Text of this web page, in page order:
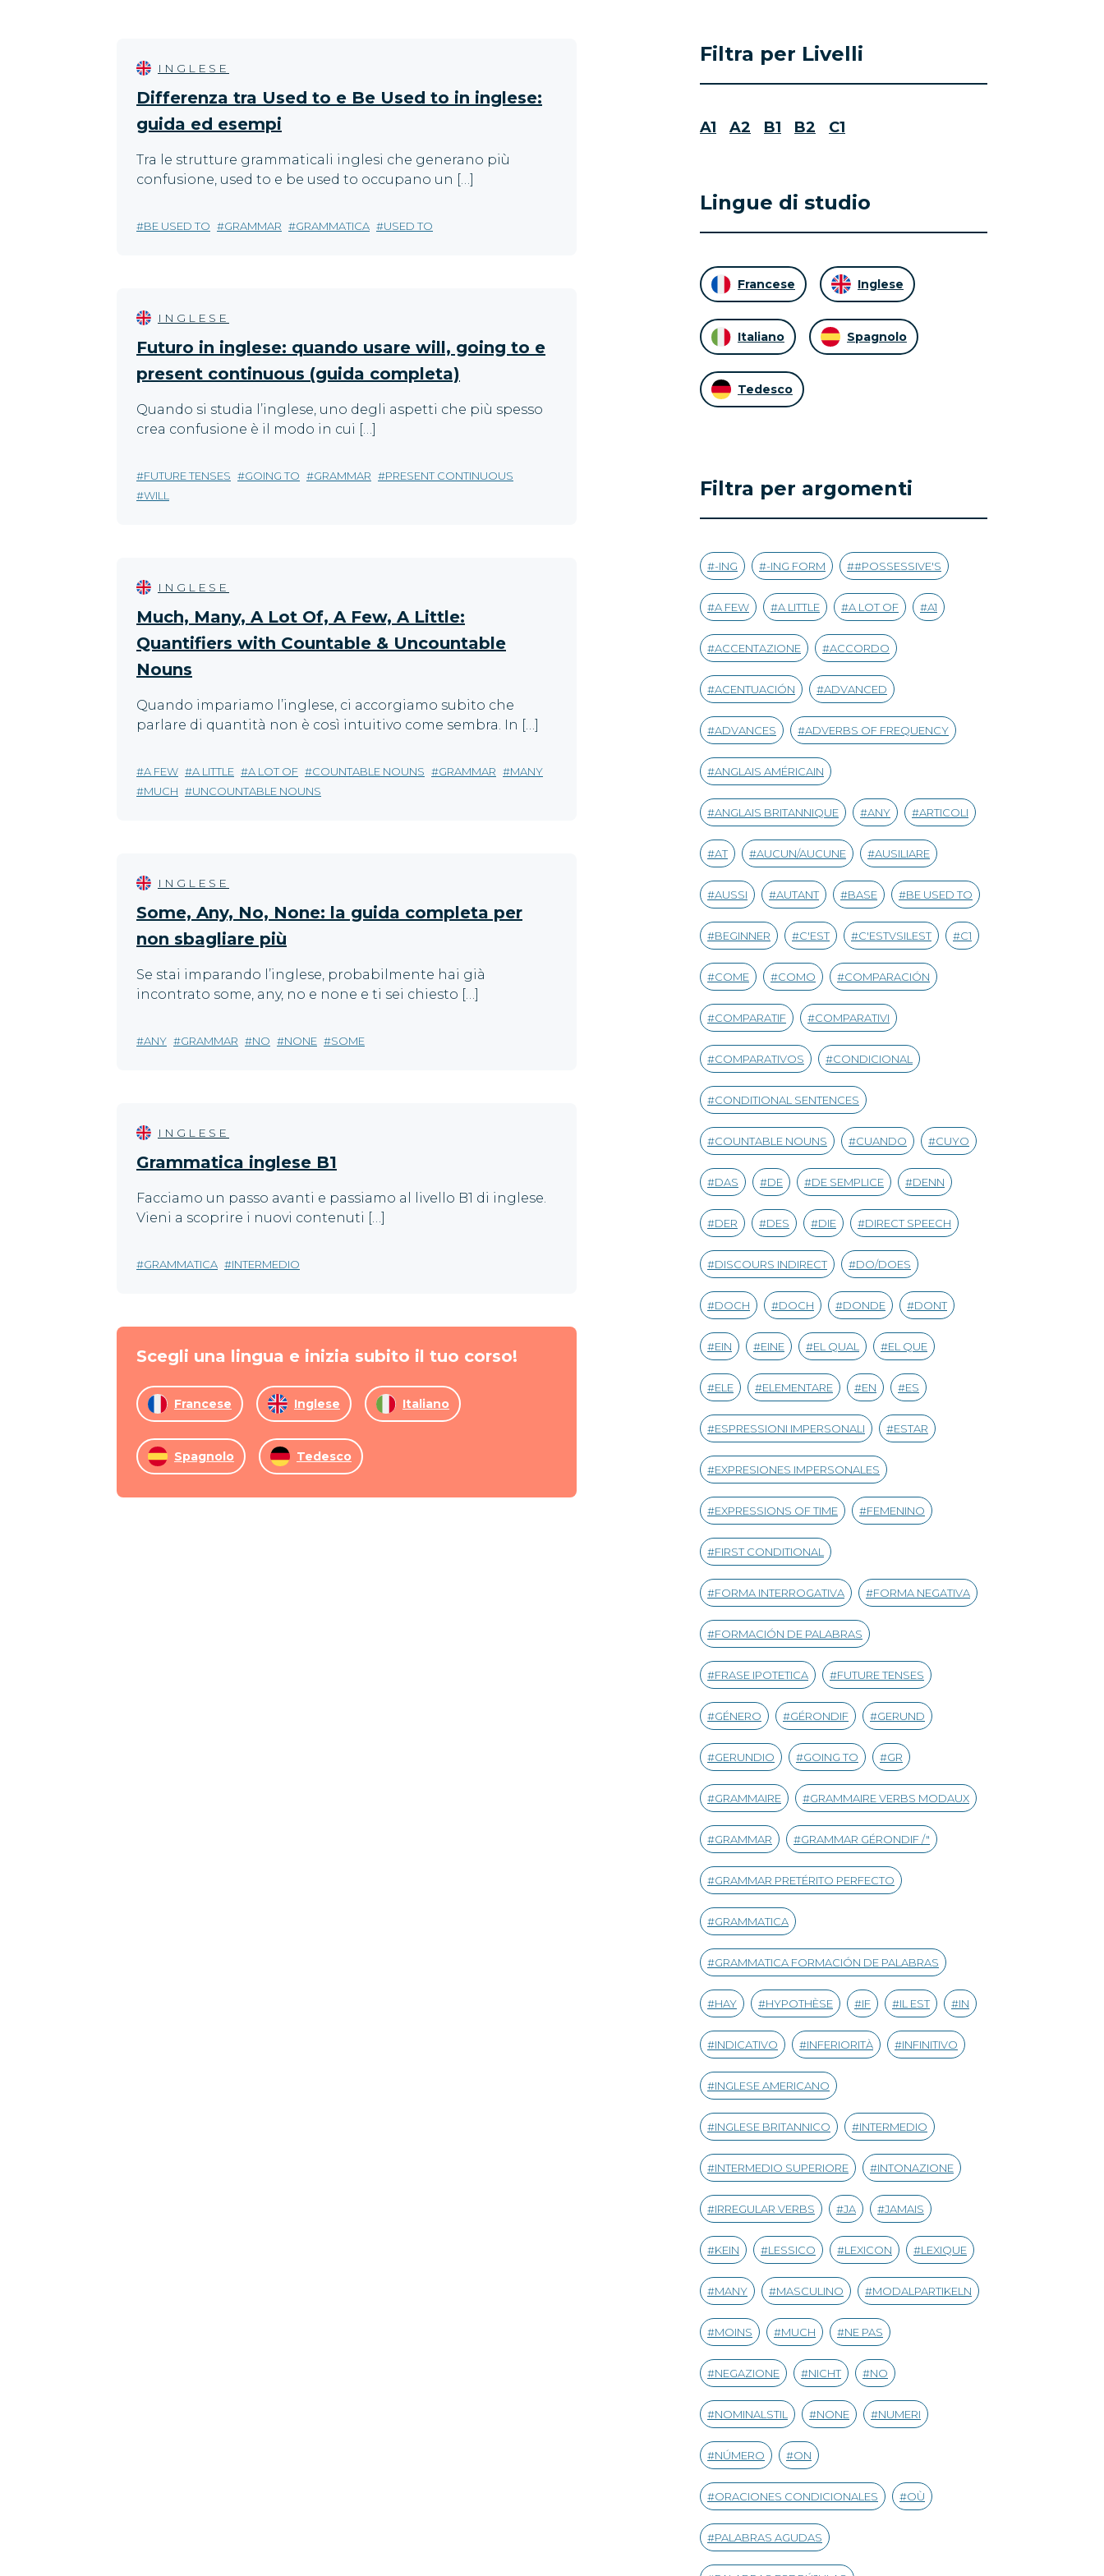
INGLESE
Differenza tra Used to e Be Used to in inglese:
guida ed esempi
Tra le strutture grammaticali inglesi che generano più
confusione, used to e be used to occupano un […]
BE USED TO GRAMMAR GRAMMATICA USED TO
INGLESE
Futuro in inglese: quando usare will, going to e
present continuous (guida completa)
Quando si studia l’inglese, uno degli aspetti che più spesso
crea confusione è il modo in cui […]
FUTURE TENSES GOING TO GRAMMAR
PRESENT CONTINUOUS
WILL
INGLESE
Much, Many, A Lot Of, A Few, A Little:
Quantifiers with Countable & Uncountable
Nouns
Quando impariamo l’inglese, ci accorgiamo subito che
parlare di quantità non è così intuitivo come sembra. In […]
A FEW A LITTLE A LOT OF COUNTABLE NOUNS GRAMMAR
MANY
MUCH
UNCOUNTABLE NOUNS
INGLESE
Some, Any, No, None: la guida completa per
non sbagliare più
Se stai imparando l’inglese, probabilmente hai già
incontrato some, any, no e none e ti sei chiesto […]
ANY GRAMMAR NO NONE SOME
INGLESE
Grammatica inglese B1
Facciamo un passo avanti e passiamo al livello B1 di inglese.
Vieni a scoprire i nuovi contenuti […]
GRAMMATICA INTERMEDIO
Scegli una lingua e inizia subito il tuo corso!
Francese Inglese Italiano
Spagnolo Tedesco
Filtra per Livelli
A1 A2 B1 B2 C1
Lingue di studio
Francese Inglese
Italiano Spagnolo
Tedesco
Filtra per argomenti
-ING -ING FORM #POSSESSIVE'S
A FEW A LITTLE A LOT OF A1
ACCENTAZIONE ACCORDO
ACENTUACIÓN ADVANCED
ADVANCES ADVERBS OF FREQUENCY
ANGLAIS AMÉRICAIN
ANGLAIS BRITANNIQUE ANY ARTICOLI
AT AUCUN/AUCUNE AUSILIARE
AUSSI AUTANT BASE BE USED TO
BEGINNER C'EST C'ESTVSILEST C1
COME COMO COMPARACIÓN
COMPARATIF COMPARATIVI
COMPARATIVOS CONDICIONAL
CONDITIONAL SENTENCES
COUNTABLE NOUNS CUANDO CUYO
DAS DE DE SEMPLICE DENN
DER DES DIE DIRECT SPEECH
DISCOURS INDIRECT DO/DOES
DOCH DOCH DONDE DONT
EIN EINE EL QUAL EL QUE
ELE ELEMENTARE EN ES
ESPRESSIONI IMPERSONALI ESTAR
EXPRESIONES IMPERSONALES
EXPRESSIONS OF TIME FEMENINO
FIRST CONDITIONAL
FORMA INTERROGATIVA FORMA NEGATIVA
FORMACIÓN DE PALABRAS
FRASE IPOTETICA FUTURE TENSES
GÉNERO GÉRONDIF GERUND
GERUNDIO GOING TO GR
GRAMMAIRE GRAMMAIRE VERBS MODAUX
GRAMMAR GRAMMAR GÉRONDIF /"
GRAMMAR PRETÉRITO PERFECTO
GRAMMATICA
GRAMMATICA FORMACIÓN DE PALABRAS
HAY HYPOTHÈSE IF IL EST IN
INDICATIVO INFERIORITÀ INFINITIVO
INGLESE AMERICANO
INGLESE BRITANNICO INTERMEDIO
INTERMEDIO SUPERIORE INTONAZIONE
IRREGULAR VERBS JA JAMAIS
KEIN LESSICO LEXICON LEXIQUE
MANY MASCULINO MODALPARTIKELN
MOINS MUCH NE PAS
NEGAZIONE NICHT NO
NOMINALSTIL NONE NUMERI
NÚMERO ON
ORACIONES CONDICIONALES OÙ
PALABRAS AGUDAS